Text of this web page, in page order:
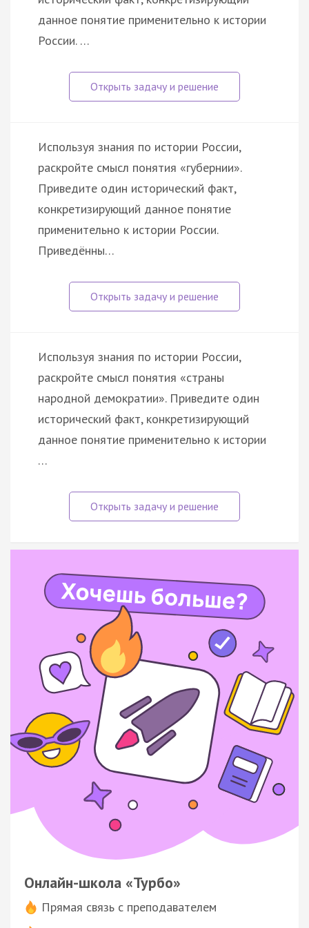
данное понятие применительно к истории
России. …
Используя знания по истории России,
раскройте смысл понятия «губернии».
Приведите один исторический факт,
конкретизирующий данное понятие
применительно к истории России.
Приведённы…
Используя знания по истории России,
раскройте смысл понятия «страны
народной демократии». Приведите один
исторический факт, конкретизирующий
данное понятие применительно к истории
…
Онлайн-школа «Турбо»
Прямая связь с преподавателем